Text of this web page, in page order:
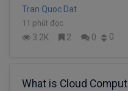
Tran Quoc Dat
11 phút đọc
3.2K 2 0 0
What is Cloud